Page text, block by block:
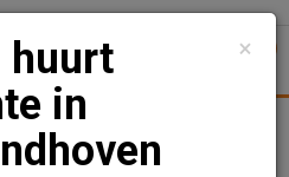
×
huurt
in